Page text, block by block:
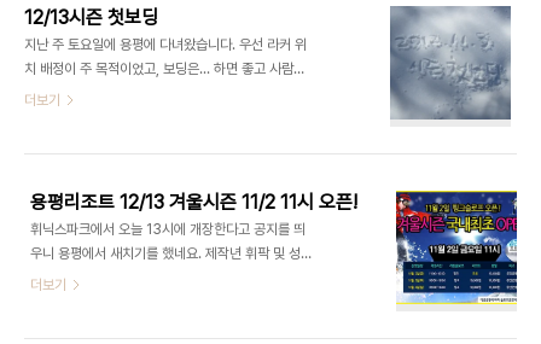
12/13시즌 첫보딩
지난 주 토요일에 용평에 다녀왔습니다. 우선 라커 위
치 배정이 주 목적이었고, 보딩은... 하면 좋고 사람
많으면 말고 였는데, 의외로 사람이 별로 없었네요.
밖에 없다고 하네요. 나머지는 기존에 쓰던 분들이 모
두 연장 계약... 저도 보드를 그만둘 때까지 계속 가지
고 있어야겠습니다... 일단 시즌 오픈 인증샷 한 컷!
핑크 슬로프 상단입니다. 멀리 보이는 단풍이 이쁘네
요 ^^ 곧 하얀 눈으로 뒤덮이겠죠? 이건 라커룸에서
이 잡은 라커 입니다. 몇 개 안되는 라커라 떨어지면
더보기
용평리조트 12/13 겨울시즌 11/2 11시 오픈!
휘닉스파크에서 오늘 13시에 개장한다고 공지를 띄
우니 용평에서 새치기를 했네요. 제작년 휘팍 및 성우
가 10/28일에 오픈한 이후로 꽤 빠른 개장이며, 용
더보기